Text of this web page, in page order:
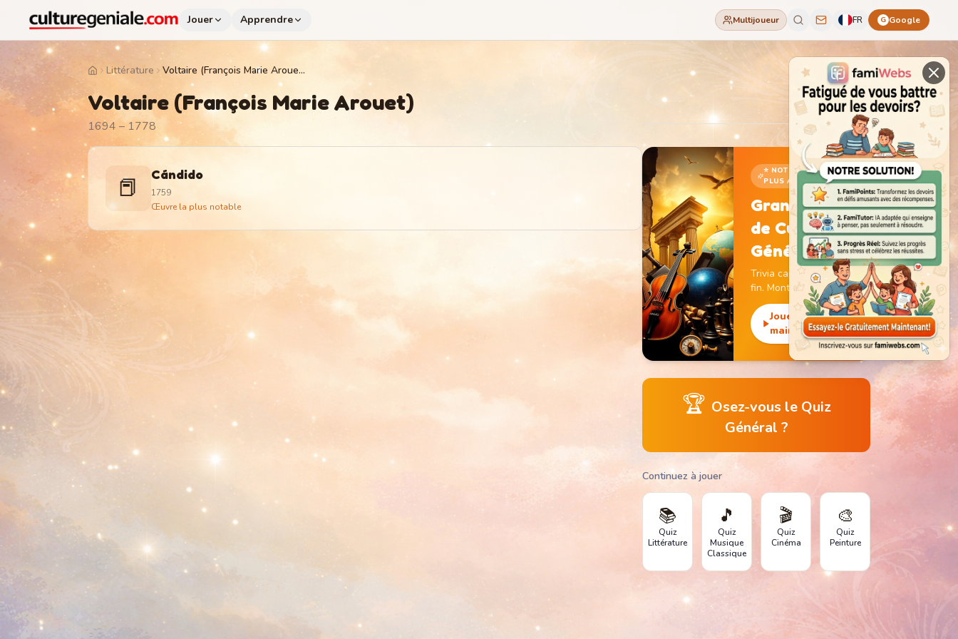
Jouer Apprendre Multijoueur FR G Google
HomeLittérature Voltaire (François Marie Arouet)
Voltaire (François Marie Arouet)
1694 – 1778
📕 Cándido
1759
Œuvre la plus notable
⭐ NOTRE JEU LE
PLUS ADDICTIF
Grand Jeu
de Culture
Générale
Trivia captivant sans
fin. Monte de niveau,
gagne des pièces et
débloque des
monuments
emblématiques.
Jouer
maintenant
🏆 Osez-vous le Quiz
Général ?
Continuez à jouer
📚
Quiz
Littérature
🎵
Quiz
Musique
Classique
🎬
Quiz
Cinéma
🎨
Quiz
Peinture